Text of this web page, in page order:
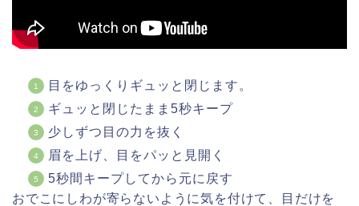
目をゆっくりギュッと閉じます。
ギュッと閉じたまま5秒キープ
少しずつ目の力を抜く
眉を上げ、目をパッと見開く
5秒間キープしてから元に戻す
おでこにしわが寄らないように気を付けて、目だけを